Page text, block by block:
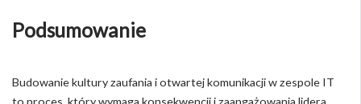
Podsumowanie
Budowanie kultury zaufania i otwartej komunikacji w zespole IT